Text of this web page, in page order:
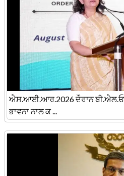
ਐਸ.ਆਈ.ਆਰ.2026 ਦੌਰਾਨ
ਭਾਵਨਾ ਨਾਲ ਕ ...